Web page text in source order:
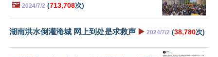
🖼️ 2024/7/2 (713,708次)
湖南洪水倒灌淹城 网上到处是求救声 ▶️ 2024/7/2 (38,780次)